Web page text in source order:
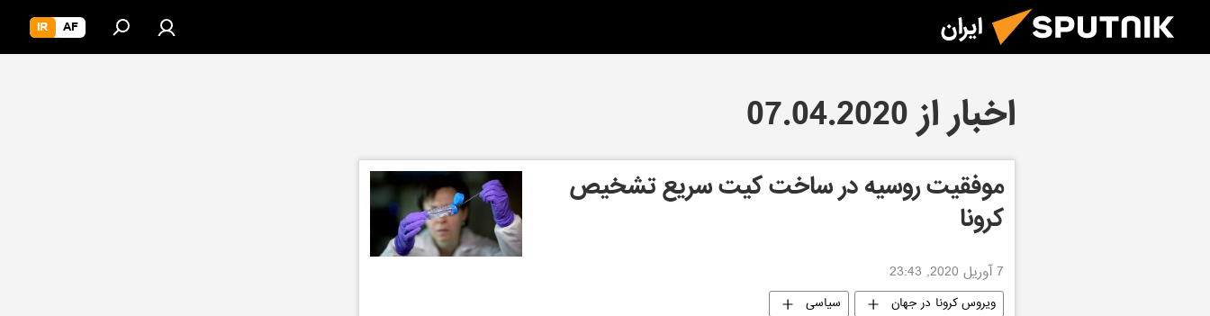
ایران AF
IR
اخبار از 07.04.2020
موفقیت روسیه در ساخت کیت سریع تشخیص
کرونا
7 آوریل 2020, 23:43
ویروس کرونا در جهان سیاسی